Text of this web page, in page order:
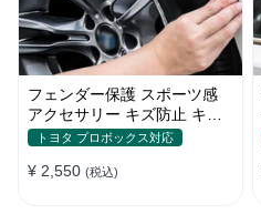
フェンダー保護 スポーツ感
アクセサリー キズ防止 キズ
隠し プロテクションステッカ
トヨタ プロボックス対応
¥ 2,550 (税込)